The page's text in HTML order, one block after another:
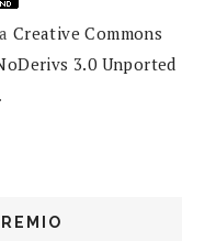
Creative Commons
3.0 Unported
.